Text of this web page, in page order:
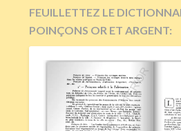
FEUILLETTEZ LE
POINÇONS OR ET ARGENT: